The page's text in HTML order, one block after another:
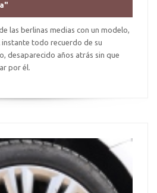
las berlinas medias con un modelo,
instante todo recuerdo de su
desaparecido años atrás sin que
por él.